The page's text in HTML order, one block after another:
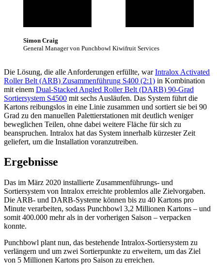
Simon Craig
General Manager von Punchbowl Kiwifruit Services
Die Lösung, die alle Anforderungen erfüllte, warIntralox Activated
Roller Belt (ARB) Zusammenführung S400 (2:1) in Kombination
mit einem Dual-Stacked Angled Roller Belt (DARB) 90-Grad
Sortiersystem S4500 mit sechs Ausläufen. Das System führt die
Kartons reibungslos in eine Linie zusammen und sortiert sie bei 90
Grad zu den manuellen Palettierstationen mit deutlich weniger
beweglichen Teilen, ohne dabei weitere Fläche für sich zu
beanspruchen. Intralox hat das System innerhalb kürzester Zeit
geliefert, um die Installation voranzutreiben.
Ergebnisse
Das im März 2020 installierte Zusammenführungs- und
Sortiersystem von Intralox erreichte problemlos alle Zielvorgaben.
Die ARB- und DARB-Systeme können bis zu 40 Kartons pro
Minute verarbeiten, sodass Punchbowl 3,2 Millionen Kartons – und
somit 400.000 mehr als in der vorherigen Saison – verpacken
konnte.
Punchbowl plant nun, das bestehende Intralox-Sortiersystem zu
verlängern und um zwei Sortierpunkte zu erweitern, um das Ziel
von 5 Millionen Kartons pro Saison zu erreichen.